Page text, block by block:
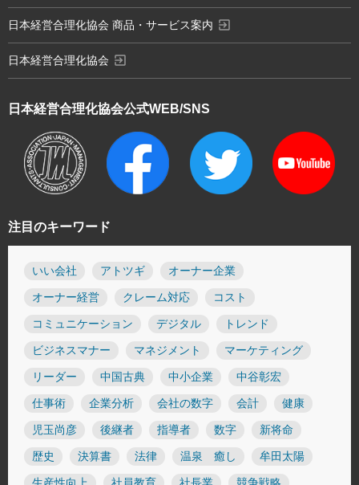
注目のキーワード
いい会社 アトツギ オーナー企業
オーナー経営 クレーム対応 コスト
コミュニケーション デジタル トレンド
ビジネスマナー マネジメント マーケティング
リーダー 中国古典 中小企業 中谷彰宏
仕事術 企業分析 会社の数字 会計 健康
児玉尚彦 後継者 指導者 数字 新将命
歴史 決算書 法律 温泉 癒し 牟田太陽
日本経営合理化協会公式WEB/SNS
日本経営合理化協会 商品・サービス案内 exit_to_app
日本経営合理化協会 exit_to_app